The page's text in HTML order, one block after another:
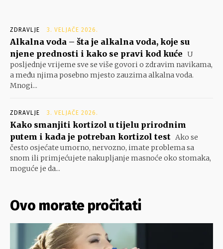
ZDRAVLJE 3. VELJAČE 2026.
Alkalna voda – šta je alkalna voda, koje su
njene prednosti i kako se pravi kod kuće U
posljednje vrijeme sve se više govori o zdravim navikama,
a među njima posebno mjesto zauzima alkalna voda.
Mnogi...
ZDRAVLJE 3. VELJAČE 2026.
Kako smanjiti kortizol u tijelu prirodnim
putem i kada je potreban kortizol test Ako se
često osjećate umorno, nervozno, imate problema sa
snom ili primjećujete nakupljanje masnoće oko stomaka,
moguće je da...
Ovo morate pročitati